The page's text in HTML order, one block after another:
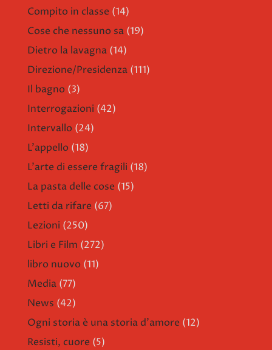
Compito in classe (14)
Cose che nessuno sa (19)
Dietro la lavagna (14)
Direzione/Presidenza (111)
Il bagno (3)
Interrogazioni (42)
Intervallo (24)
L'appello (18)
L'arte di essere fragili (18)
La pasta delle cose (15)
Letti da rifare (67)
Lezioni (250)
Libri e Film (272)
libro nuovo (11)
Media (77)
News (42)
Ogni storia è una storia d'amore (12)
Resisti, cuore (5)